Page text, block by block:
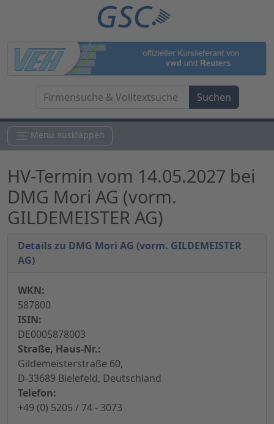
Menü ausklappen
HV-Termin vom 14.05.2027 bei
DMG Mori AG (vorm.
GILDEMEISTER AG)
Details zu DMG Mori AG (vorm. GILDEMEISTER
AG)
WKN:
587800
ISIN:
DE0005878003
Straße, Haus-Nr.:
Gildemeisterstraße 60,
D-33689 Bielefeld, Deutschland
Telefon:
+49 (0) 5205 / 74 - 3073